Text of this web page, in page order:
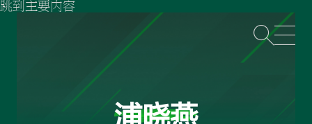
跳到主要内容
打
浦晓燕